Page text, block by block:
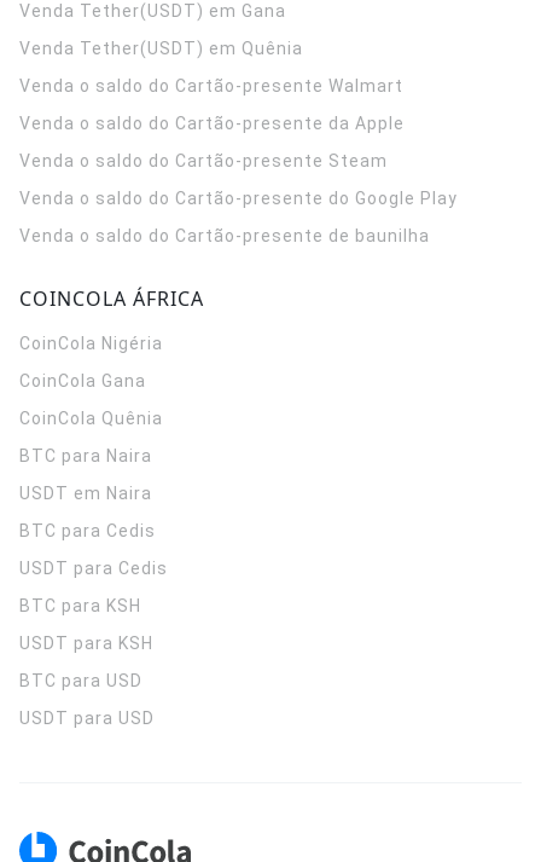
Venda Tether(USDT) em Gana
Venda Tether(USDT) em Quênia
Venda o saldo do Cartão-presente Walmart
Venda o saldo do Cartão-presente da Apple
Venda o saldo do Cartão-presente Steam
Venda o saldo do Cartão-presente do Google Play
Venda o saldo do Cartão-presente de baunilha
COINCOLA ÁFRICA
CoinCola Nigéria
CoinCola Gana
CoinCola Quênia
BTC para Naira
USDT em Naira
BTC para Cedis
USDT para Cedis
BTC para KSH
USDT para KSH
BTC para USD
USDT para USD